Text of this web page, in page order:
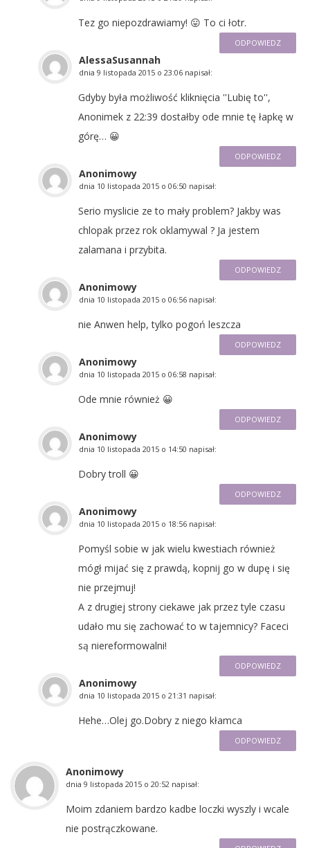
Tez go niepozdrawiamy! 😛 To ci łotr.
ODPOWIEDZ
AlessaSusannah
dnia 9 listopada 2015 o 23:06 napisał:
Gdyby była możliwość kliknięcia ''Lubię to'',
Anonimek z 22:39 dostałby ode mnie tę łapkę w
górę… 😀
ODPOWIEDZ
Anonimowy
dnia 10 listopada 2015 o 06:50 napisał:
Serio myslicie ze to mały problem? Jakby was
chlopak przez rok oklamywal ? Ja jestem
zalamana i przybita.
ODPOWIEDZ
Anonimowy
dnia 10 listopada 2015 o 06:56 napisał:
nie Anwen help, tylko pogoń leszcza
ODPOWIEDZ
Anonimowy
dnia 10 listopada 2015 o 06:58 napisał:
Ode mnie również 😀
ODPOWIEDZ
Anonimowy
dnia 10 listopada 2015 o 14:50 napisał:
Dobry troll 😀
ODPOWIEDZ
Anonimowy
dnia 10 listopada 2015 o 18:56 napisał:
Pomyśl sobie w jak wielu kwestiach również
mógł mijać się z prawdą, kopnij go w dupę i się
nie przejmuj!
A z drugiej strony ciekawe jak przez tyle czasu
udało mu się zachować to w tajemnicy? Faceci
są niereformowalni!
ODPOWIEDZ
Anonimowy
dnia 10 listopada 2015 o 21:31 napisał:
Hehe…Olej go.Dobry z niego kłamca
ODPOWIEDZ
Anonimowy
dnia 9 listopada 2015 o 20:52 napisał:
Moim zdaniem bardzo kadbe loczki wyszly i wcale
nie postrączkowane.